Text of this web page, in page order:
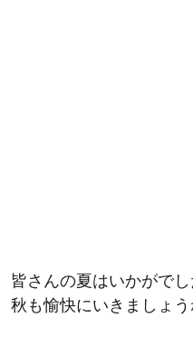
皆さんの夏はいかがでし
秋も愉快にいきましょう